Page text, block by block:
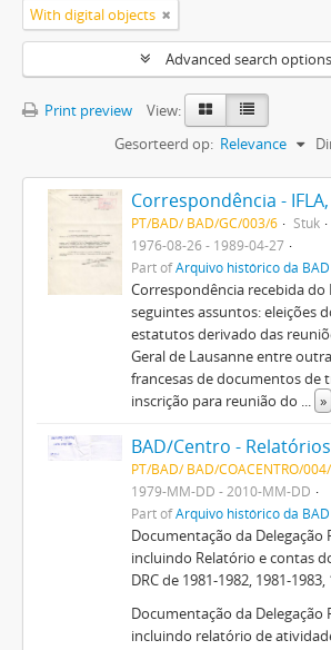
With digital objects
Advanced search options
Print preview
View:
Gesorteerd op: Relevance
Correspondência -
PT/BAD/ BAD/GC/003/6
Stuk
1976-08-26 - 1989-04-27
Part ofArquivo histórico da BAD
Correspondência recebida do
seguintes assuntos: eleições
estatutos derivado das
Geral de Lausanne entre
francesas de documentos de
inscrição para reunião do ... »
PT/BAD/ BAD/COACENTRO/
1979-MM-DD - 2010-MM-DD
Part ofArquivo histórico da BAD
Documentação da Delegação
incluindo Relatório e contas
DRC de 1981-1982, 1981-1983,
Documentação da Delegação
incluindo relatório de